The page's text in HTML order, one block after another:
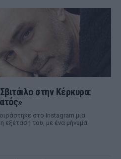
στην Κέρκυρα:
στο Instagram μια
του, με ένα μήνυμα